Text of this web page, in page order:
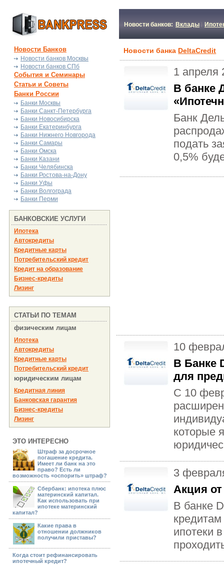
Новости банков: Вклады
Новости Банков
Новости банков Москвы
Новости банков СПб
События и Семинары
Статьи и Советы
Банки России
Банки Москвы
Банки Санкт-Петербурга
Банки Новосибирска
Банки Екатеринбурга
Банки Нижнего Новгорода
Банки Самары
Банки Омска
Банки Казани
Банки Челябинска
Банки Ростова-на-Дону
Банки Уфы
Банки Волгограда
Банки Перми
БАНКОВСКИЕ УСЛУГИ
Ипотека
Автокредиты
Кредитные карты
Потребительский кредит
Кредит на образование
Бизнес-кредиты
Лизинг
СТАТЬИ ПО ТЕМАМ
физическим лицам
Ипотека
Автокредиты
Кредитные карты
Потребительский кредит
юридическим лицам
Кредитная линия
Банковская гарантия
Бизнес-кредиты
Лизинг
ЭТО ИНТЕРЕСНО
Штраф за досрочное
погашение кредита.
Имеет ли банк на это
право? Есть ли
возможность «оспорить» штраф?
Сбербанк: ипотека плюс
материнский капитал.
Как использовать при
ипотеке материнский
капитал?
Какие права в
отношении должников
получили приставы?
Когда стоит рефинансировать
ипотечный кредит?
Новости банка DeltaCredit
1 апреля
В банке
Банк
подать
0,5%
10
В Банке
для
С 10
которые
3
Акция от
В банке
ипотеки